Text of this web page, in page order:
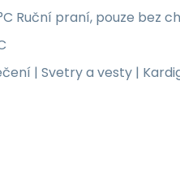
Ruční praní, pouze bez
| Svetry a vesty |